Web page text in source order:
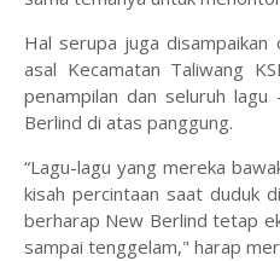
Hal serupa juga disampaikan
asal Kecamatan Taliwang
penampilan dan seluruh
Berlind di atas panggung.
“Lagu-lagu yang mereka
kisah percintaan saat duduk
berharap New Berlind tetap
sampai tenggelam," harap